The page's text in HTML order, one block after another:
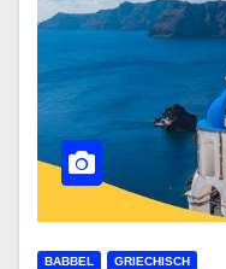
BABBEL GRIECHISCH